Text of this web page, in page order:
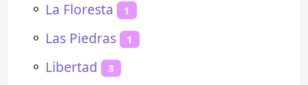
⚬ La Floresta 1
⚬ Las Piedras 1
⚬ Libertad 3